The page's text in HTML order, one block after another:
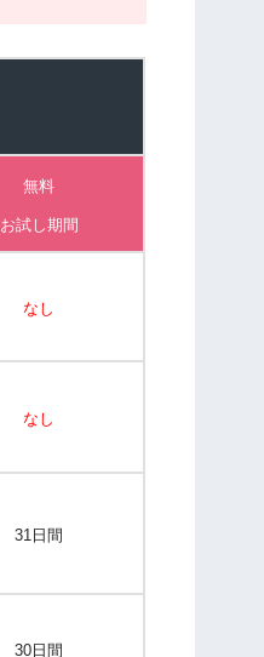
無料
お試し期間
なし
なし
31日間
30日間